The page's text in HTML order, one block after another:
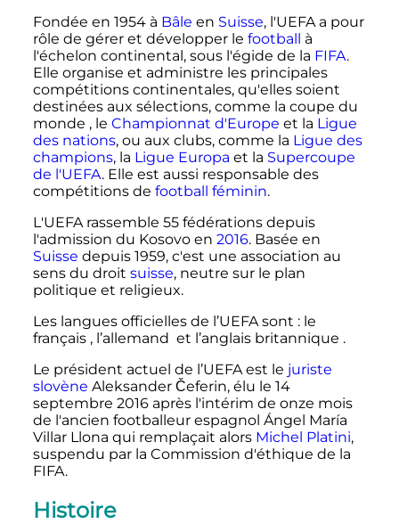
Fondée en 1954 à Bâle en Suisse, l'UEFA a pour
rôle de gérer et développer le football à
l'échelon continental, sous l'égide de la FIFA.
Elle organise et administre les principales
compétitions continentales, qu'elles soient
destinées aux sélections, comme la coupe du
monde , le Championnat d'Europe et la Ligue
des nations, ou aux clubs, comme la Ligue des
champions, la Ligue Europa et la Supercoupe
de l'UEFA. Elle est aussi responsable des
compétitions de football féminin.
L'UEFA rassemble 55 fédérations depuis
l'admission du Kosovo en 2016. Basée en
Suisse depuis 1959, c'est une association au
sens du droit suisse, neutre sur le plan
politique et religieux.
Les langues officielles de l’UEFA sont : le
français , l’allemand et l’anglais britannique .
Le président actuel de l’UEFA est le juriste
slovène Aleksander Čeferin, élu le 14
septembre 2016après l'intérim de onze mois
de l'ancien footballeur espagnol Ángel María
Villar Llona qui remplaçait alors Michel Platini,
suspendu par la Commission d'éthique de la
FIFA.
Histoire